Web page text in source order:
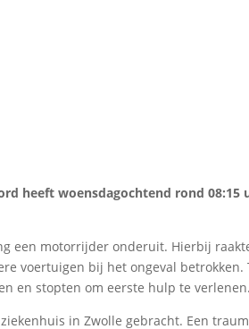
heeft woensdagochtend rond 08:15
een motorrijder onderuit. Hierbij
voertuigen bij het ongeval betrokken.
en stopten om eerste hulp te verlenen.
in Zwolle gebracht. Een